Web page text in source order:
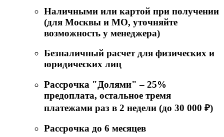
Наличными или картой при получении
(для Москвы и МО, уточняйте
возможность у менеджера)
Безналичный расчет для физических и
юридических лиц
Рассрочка "Долями" – 25%
предоплата, остальное тремя
платежами раз в 2 недели (до 30 000 ₽)
Рассрочка до 6 месяцев